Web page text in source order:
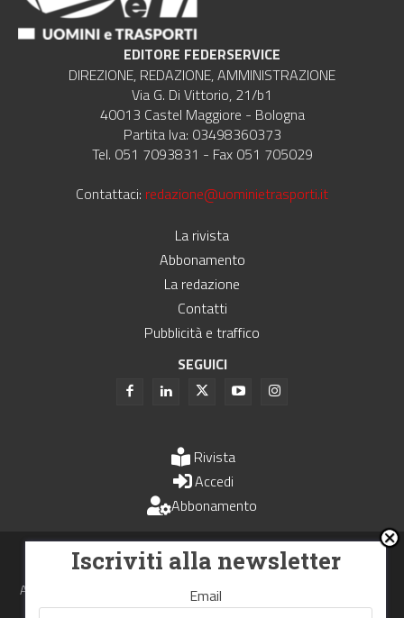
EDITORE FEDERSERVICE
DIREZIONE, REDAZIONE, AMMINISTRAZIONE
Via G. Di Vittorio, 21/b1
40013 Castel Maggiore - Bologna
Partita Iva: 03498360373
Tel. 051 7093831 - Fax 051 705029
Contattaci: redazione@uominietrasporti.it
La rivista
Abbonamento
La redazione
Contatti
Pubblicità e traffico
SEGUICI
Rivista
Accedi
Abbonamento
Uomini e Trasporti è un periodico associato all'Unione Stampa
Periodica Italiana - USPI
Autorizzazione del Tribunale di Bologna N.4993 del 15 giugno 1982
Webdesign made inNowhere
Iscriviti alla newsletter
Email